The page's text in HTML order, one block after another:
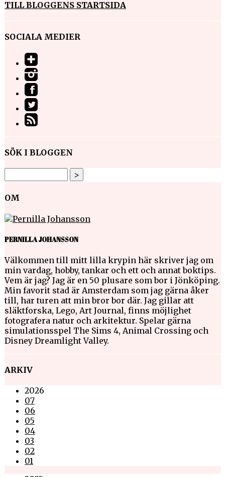
TILL BLOGGENS STARTSIDA
SOCIALA MEDIER
SÖK I BLOGGEN
OM
PERNILLA JOHANSSON
Välkommen till mitt lilla krypin här skriver jag om
min vardag, hobby, tankar och ett och annat boktips.
Vem är jag? Jag är en 50 plusare som bor i Jönköping.
Min favorit stad är Amsterdam som jag gärna åker
till, har turen att min bror bor där. Jag gillar att
släktforska, Lego, Art Journal, finns möjlighet
fotografera natur och arkitektur. Spelar gärna
simulationsspel The Sims 4, Animal Crossing och
Disney Dreamlight Valley.
ARKIV
2026
07
06
05
04
03
02
01